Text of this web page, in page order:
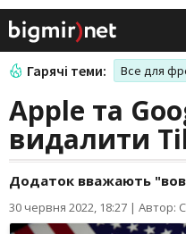
Гарячі теми: Все для
Apple та
видалити
Додаток вважають
30 червня 2022, 18:27 | Автор: